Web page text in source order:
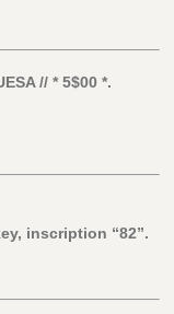
// * 5$00 *.
inscription “82”.